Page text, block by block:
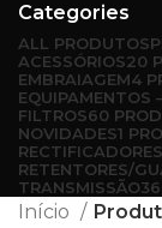
Categories
ALL PRODUTOS
ACESSÓRIOS20
EMBRAIAGEM4
EQUIPAMENTOS
FILTROS60
NOVIDADES1
RETENTORES/
TRANSMISSÃO
Início